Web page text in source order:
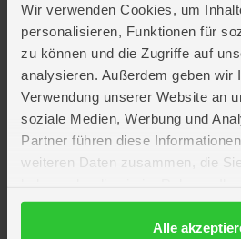
Wir verwenden Cookies, um
personalisieren, Funktionen für
zu können und die Zugriffe auf
analysieren. Außerdem geben wir
Verwendung unserer Website an
soziale Medien, Werbung und
Partner führen diese
weiteren Daten zusammen, die
gesammelt haben.
Datenschutzerklärung
Alle
Artikelmerkmale
Farbe braun,
Material
Glas
Artikelmaße
Länge
Breite
Höhe
Höhe